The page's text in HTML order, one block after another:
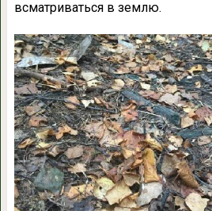
всматриваться в землю.